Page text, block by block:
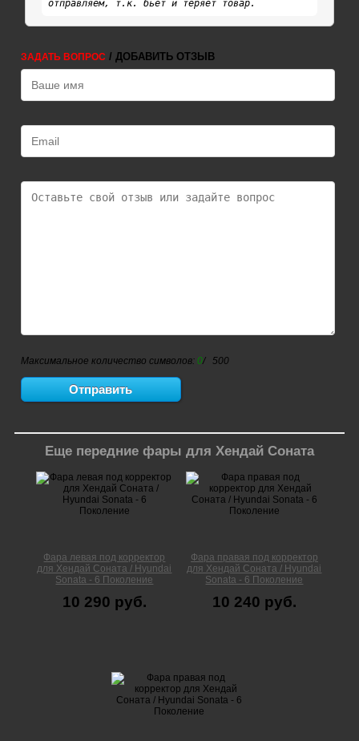
отправляем, т.к. бьет и теряет товар.
ЗАДАТЬ ВОПРОС / ДОБАВИТЬ ОТЗЫВ
Максимальное количество символов: 0/ 500
Еще передние фары для Хендай Соната
Фара левая под корректор
для Хендай Соната / Hyundai
Sonata - 6 Поколение
10 290 руб.
Фара правая под корректор
для Хендай Соната / Hyundai
Sonata - 6 Поколение
10 240 руб.